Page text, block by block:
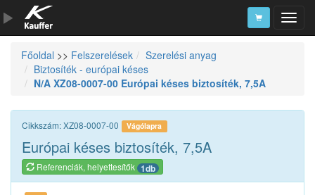
Szerszámkatalógus
Kosár
Alkatrészek
Főoldal >> Felszerelések
Szerelési anyag
Biztosíték - európai késes
N/A XZ08-0007-00 Európai késes biztosíték, 7,5A
Cikkszám: XZ08-0007-00 Vágólapra
Európai késes biztosíték, 7,5A
Referenciák, helyettesítők 1db